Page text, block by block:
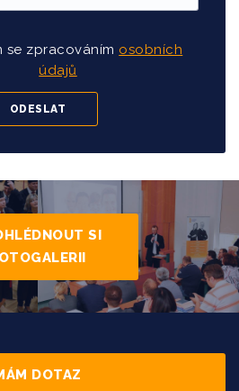
se zpracováním osobních
údajů
SI
DOTAZ